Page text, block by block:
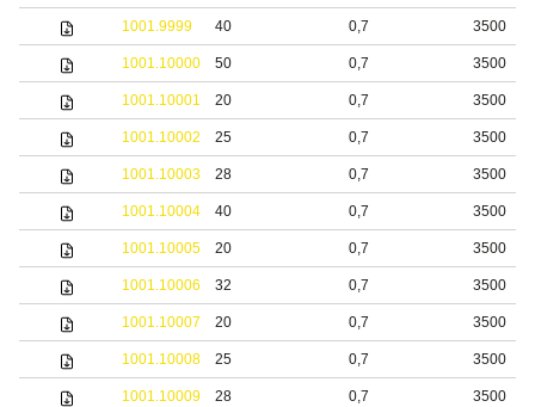
1001.9999 40 0,7 3500
1001.10000 50 0,7 3500
1001.10001 20 0,7 3500
1001.10002 25 0,7 3500
1001.10003 28 0,7 3500
1001.10004 40 0,7 3500
1001.10005 20 0,7 3500
1001.10006 32 0,7 3500
1001.10007 20 0,7 3500
1001.10008 25 0,7 3500
1001.10009 28 0,7 3500